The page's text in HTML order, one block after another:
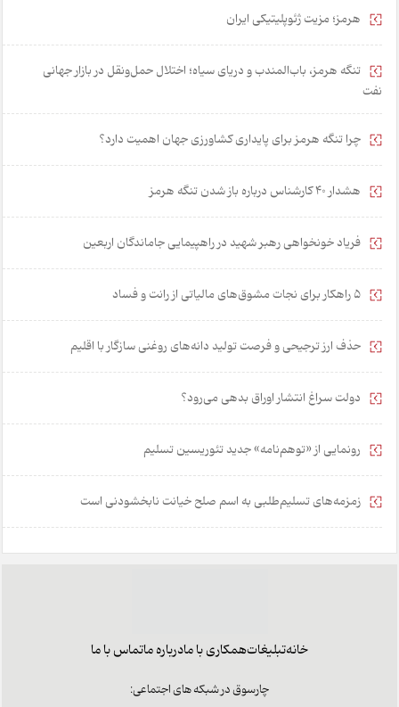
هرمز؛ مزیت ژئوپلیتیکی ایران
تنگه هرمز، باب‌المندب و دریای سیاه؛ اختلال حمل‌ونقل در بازار جهانی
نفت
چرا تنگه هرمز برای پایداری کشاورزی جهان اهمیت دارد؟
هشدار 40 کارشناس درباره باز شدن تنگه هرمز
فریاد خونخواهی رهبر شهید در راهپیمایی جاماندگان اربعین
۵ راهکار برای نجات مشوق‌های مالیاتی از رانت و فساد
حذف ارز ترجیحی و فرصت تولید دانه‌های روغنی سازگار با اقلیم
دولت سراغ انتشار اوراق بدهی می‌رود؟
رونمایی از «توهم‌نامه» جدید تئور‌یسین تسلیم
زمزمه‌های تسلیم‌طلبی به اسم صلح خیانت نابخشودنی است
خانهتبلیغاتهمکاری با مادرباره ماتماس با ما
چارسوق در شبکه های اجتماعی: